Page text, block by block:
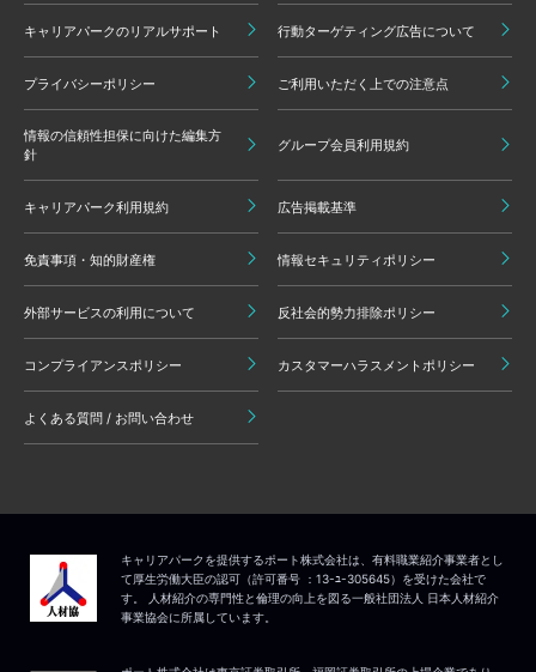
キャリアパークのリアルサポート 行動ターゲティング広告について
プライバシーポリシー ご利用いただく上での注意点
情報の信頼性担保に向けた編集方
針
グループ会員利用規約
キャリアパーク利用規約 広告掲載基準
免責事項・知的財産権 情報セキュリティポリシー
外部サービスの利用について 反社会的勢力排除ポリシー
コンプライアンスポリシー カスタマーハラスメントポリシー
よくある質問 / お問い合わせ